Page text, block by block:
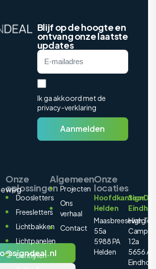
Blijf op de hoogte en
ontvang onze laatste
updates
Ik ga akkoord met de
privacy-verklaring
Aanmelden
Onze
oplossingen
Doosletters
Freesletters
Lichtbakken
Lichtpanelen
Lichtlijnen
Algemeen
Projecten
Ons
verhaal
Contact
Onze
locaties
Hoofdkantoor
Helden
Maasbreeseweg
55a
5988 PA
Helden
High
Campus
12a
5656 AE